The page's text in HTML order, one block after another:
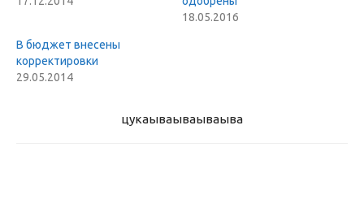
18.05.2016
В бюджет внесены
корректировки
29.05.2014
цукаываываываыва